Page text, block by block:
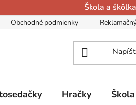
Škola a
Obchodné podmienky
Hračky